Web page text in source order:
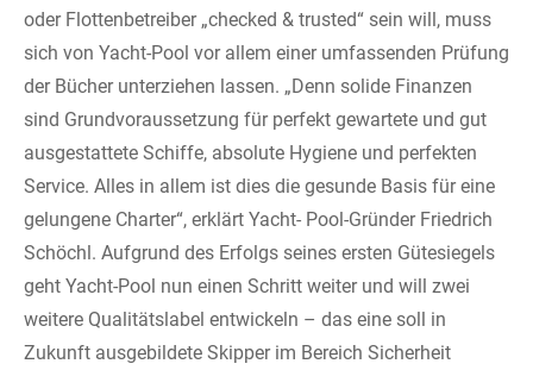
oder Flottenbetreiber „checked & trusted“ sein will, muss
sich von Yacht-Pool vor allem einer umfassenden Prüfung
der Bücher unterziehen lassen. „Denn solide Finanzen
sind Grundvoraussetzung für perfekt gewartete und gut
ausgestattete Schiffe, absolute Hygiene und perfekten
Service. Alles in allem ist dies die gesunde Basis für eine
gelungene Charter“, erklärt Yacht- Pool-Gründer Friedrich
Schöchl. Aufgrund des Erfolgs seines ersten Gütesiegels
geht Yacht-Pool nun einen Schritt weiter und will zwei
weitere Qualitätslabel entwickeln – das eine soll in
Zukunft ausgebildete Skipper im Bereich Sicherheit